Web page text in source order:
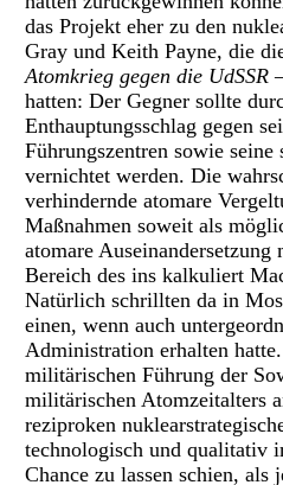
das Projekt eher zu den
Gray und Keith Payne, die
Atomkrieg gegen die UdSSR
hatten: Der Gegner sollte
Enthauptungsschlag gegen
Führungszentren sowie
vernichtet werden. Die
verhindernde atomare
Maßnahmen soweit als
atomare
Bereich des ins kalkuliert
Natürlich schrillten da in
einen, wenn auch
Administration erhalten
militärischen Führung der
militärischen Atomzeitalters
reziproken
technologisch und qualitativ
Chance zu lassen schien,